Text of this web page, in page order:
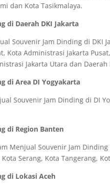
dan Kota Tasikmalaya.
di Daerah DKI Jakarta
Souvenir Jam Dinding di
Kota Administrasi Jakarta
Jakarta Utara dan
di Area DI Yogyakarta
Souvenir Jam Dinding di DI
di Region Banten
Menjual Souvenir Jam
Serang, Kota Tangerang,
di Lokasi Aceh